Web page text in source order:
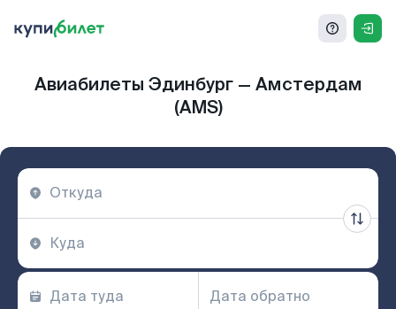
Авиабилеты Эдинбург — Амстердам
(AMS)